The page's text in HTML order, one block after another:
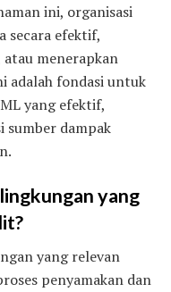
ini, organisasi
secara efektif,
menerapkan
adalah fondasi untuk
yang efektif,
sumber dampak
yang
yang relevan
penyamakan dan